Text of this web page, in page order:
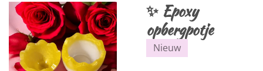
✨ Epoxy
opbergpotje
Nieuw